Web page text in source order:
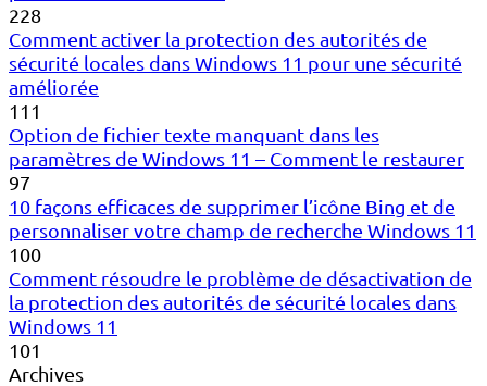
228
Comment activer la protection des autorités de
sécurité locales dans Windows 11 pour une sécurité
améliorée
111
Option de fichier texte manquant dans les
paramètres de Windows 11 – Comment le restaurer
97
10 façons efficaces de supprimer l’icône Bing et de
personnaliser votre champ de recherche Windows 11
100
Comment résoudre le problème de désactivation de
la protection des autorités de sécurité locales dans
Windows 11
101
Archives